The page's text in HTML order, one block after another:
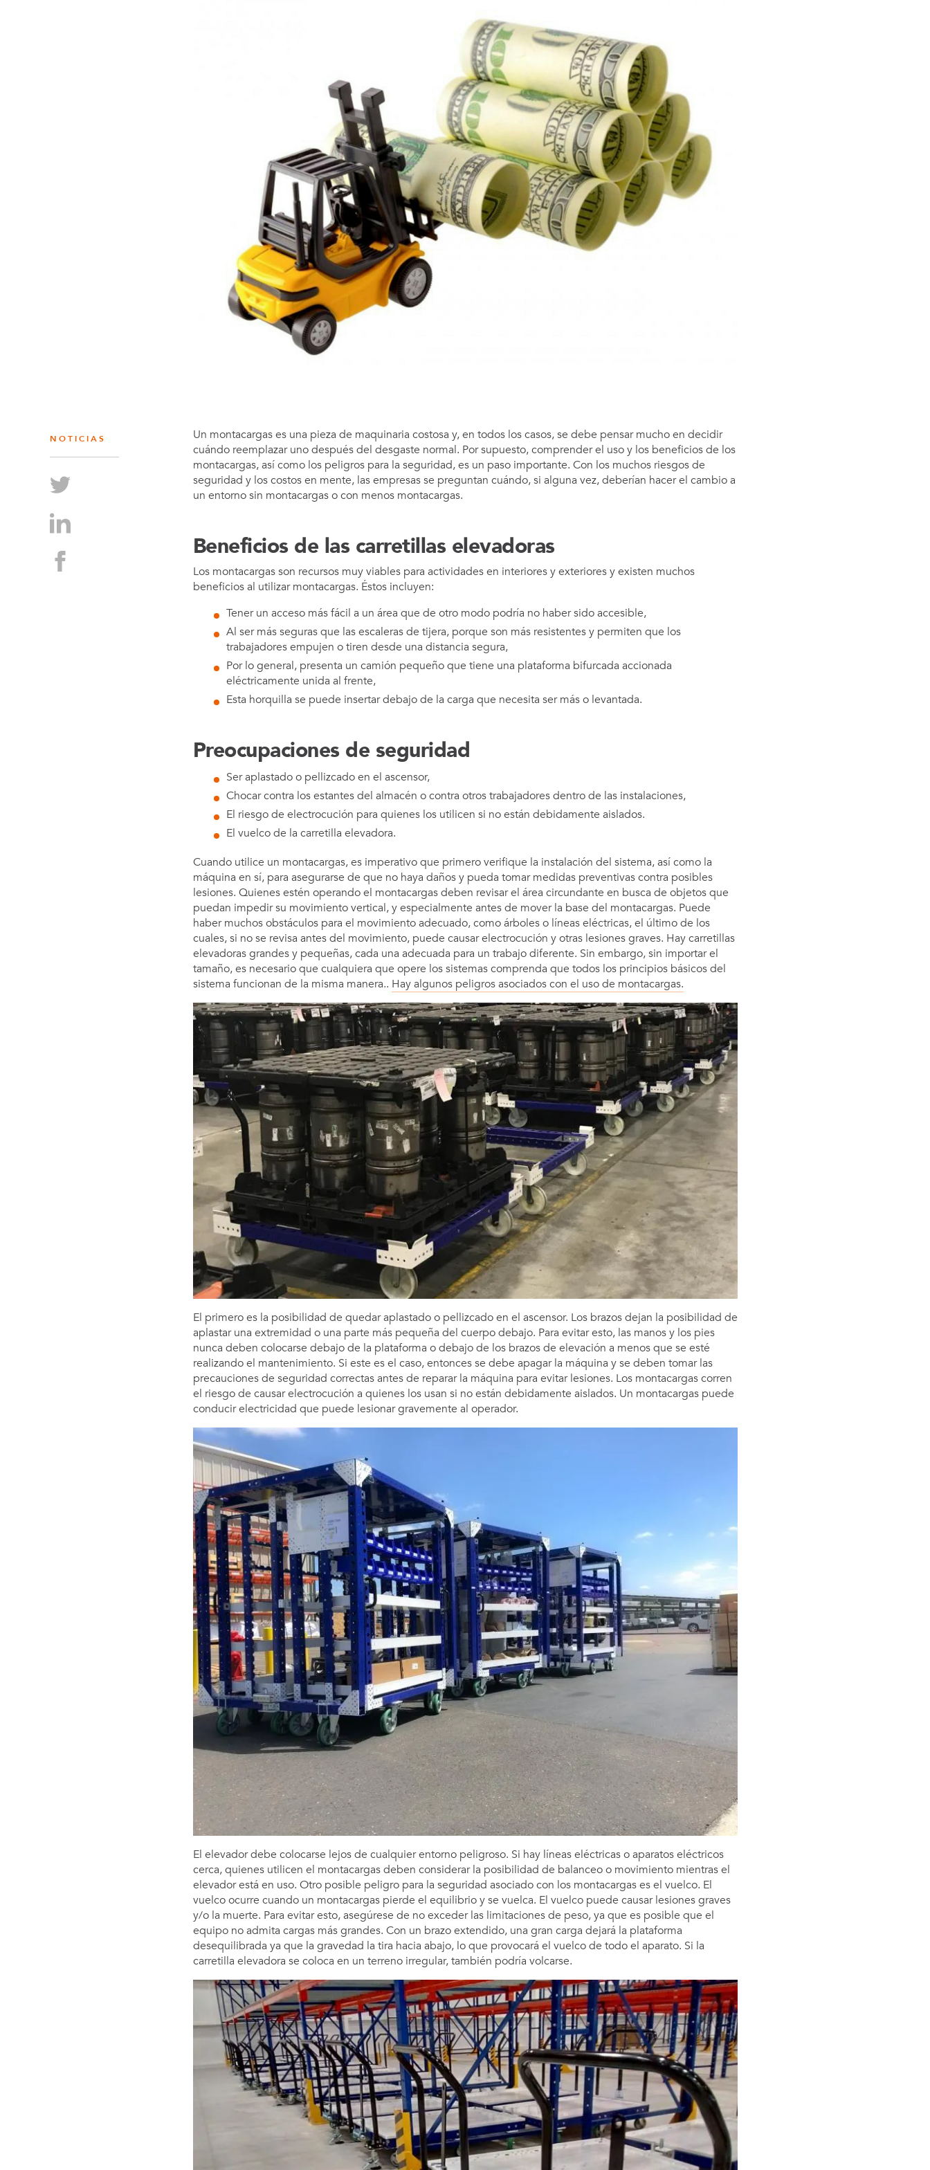
Fogelberg
Nombrado
Director
Ejecutivo
de
FlexQube
NOTICIAS
Un montacargas es una pieza de maquinaria costosa y, en todos los casos, se debe pensar mucho en decidir
cuándo reemplazar uno después del desgaste normal. Por supuesto, comprender el uso y los beneficios de los
montacargas, así como los peligros para la seguridad, es un paso importante. Con los muchos riesgos de
seguridad y los costos en mente, las empresas se preguntan cuándo, si alguna vez, deberían hacer el cambio a
un entorno sin montacargas o con menos montacargas.
Beneficios de las carretillas elevadoras
Los montacargas son recursos muy viables para actividades en interiores y exteriores y existen muchos
beneficios al utilizar montacargas. Éstos incluyen:
Tener un acceso más fácil a un área que de otro modo podría no haber sido accesible,
Al ser más seguras que las escaleras de tijera, porque son más resistentes y permiten que los
trabajadores empujen o tiren desde una distancia segura,
Por lo general, presenta un camión pequeño que tiene una plataforma bifurcada accionada
eléctricamente unida al frente,
Esta horquilla se puede insertar debajo de la carga que necesita ser más o levantada.
Preocupaciones de seguridad
Ser aplastado o pellizcado en el ascensor,
Chocar contra los estantes del almacén o contra otros trabajadores dentro de las instalaciones,
El riesgo de electrocución para quienes los utilicen si no están debidamente aislados.
El vuelco de la carretilla elevadora.
Cuando utilice un montacargas, es imperativo que primero verifique la instalación del sistema, así como la
máquina en sí, para asegurarse de que no haya daños y pueda tomar medidas preventivas contra posibles
lesiones. Quienes estén operando el montacargas deben revisar el área circundante en busca de objetos que
puedan impedir su movimiento vertical, y especialmente antes de mover la base del montacargas. Puede
haber muchos obstáculos para el movimiento adecuado, como árboles o líneas eléctricas, el último de los
cuales, si no se revisa antes del movimiento, puede causar electrocución y otras lesiones graves. Hay carretillas
elevadoras grandes y pequeñas, cada una adecuada para un trabajo diferente. Sin embargo, sin importar el
tamaño, es necesario que cualquiera que opere los sistemas comprenda que todos los principios básicos del
sistema funcionan de la misma manera.. Hay algunos peligros asociados con el uso de montacargas.
El primero es la posibilidad de quedar aplastado o pellizcado en el ascensor. Los brazos dejan la posibilidad de
aplastar una extremidad o una parte más pequeña del cuerpo debajo. Para evitar esto, las manos y los pies
nunca deben colocarse debajo de la plataforma o debajo de los brazos de elevación a menos que se esté
realizando el mantenimiento. Si este es el caso, entonces se debe apagar la máquina y se deben tomar las
precauciones de seguridad correctas antes de reparar la máquina para evitar lesiones. Los montacargas corren
el riesgo de causar electrocución a quienes los usan si no están debidamente aislados. Un montacargas puede
conducir electricidad que puede lesionar gravemente al operador.
El elevador debe colocarse lejos de cualquier entorno peligroso. Si hay líneas eléctricas o aparatos eléctricos
cerca, quienes utilicen el montacargas deben considerar la posibilidad de balanceo o movimiento mientras el
elevador está en uso. Otro posible peligro para la seguridad asociado con los montacargas es el vuelco. El
vuelco ocurre cuando un montacargas pierde el equilibrio y se vuelca. El vuelco puede causar lesiones graves
y/o la muerte. Para evitar esto, asegúrese de no exceder las limitaciones de peso, ya que es posible que el
equipo no admita cargas más grandes. Con un brazo extendido, una gran carga dejará la plataforma
desequilibrada ya que la gravedad la tira hacia abajo, lo que provocará el vuelco de todo el aparato. Si la
carretilla elevadora se coloca en un terreno irregular, también podría volcarse.